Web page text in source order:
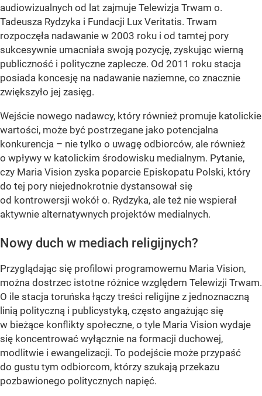
audiowizualnych od lat zajmuje Telewizja Trwam o.
Tadeusza Rydzyka i Fundacji Lux Veritatis. Trwam
rozpoczęła nadawanie w 2003 roku i od tamtej pory
sukcesywnie umacniała swoją pozycję, zyskując wierną
publiczność i polityczne zaplecze. Od 2011 roku stacja
posiada koncesję na nadawanie naziemne, co znacznie
zwiększyło jej zasięg.
Wejście nowego nadawcy, który również promuje katolickie
wartości, może być postrzegane jako potencjalna
konkurencja – nie tylko o uwagę odbiorców, ale również
o wpływy w katolickim środowisku medialnym. Pytanie,
czy Maria Vision zyska poparcie Episkopatu Polski, który
do tej pory niejednokrotnie dystansował się
od kontrowersji wokół o. Rydzyka, ale też nie wspierał
aktywnie alternatywnych projektów medialnych.
Nowy duch w mediach religijnych?
Przyglądając się profilowi programowemu Maria Vision,
można dostrzec istotne różnice względem Telewizji Trwam.
O ile stacja toruńska łączy treści religijne z jednoznaczną
linią polityczną i publicystyką, często angażując się
w bieżące konflikty społeczne, o tyle Maria Vision wydaje
się koncentrować wyłącznie na formacji duchowej,
modlitwie i ewangelizacji. To podejście może przypaść
do gustu tym odbiorcom, którzy szukają przekazu
pozbawionego politycznych napięć.